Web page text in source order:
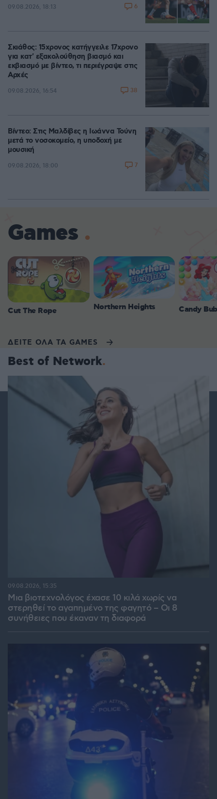
09.08.2026, 18:13 6
Σκιάθος: 15χρονος κατήγγειλε 17χρονο
για κατ' εξακολούθηση βιασμό και
εκβιασμό με βίντεο, τι περιέγραψε στις
Αρχές
09.08.2026, 16:54 38
Βίντεο: Στις Μαλδίβες η Ιωάννα Τούνη
μετά το νοσοκομείο, η υποδοχή με
μουσική
09.08.2026, 18:00 7
Games
Cut The Rope Northern Heights Candy
ΔΕΙΤΕ ΟΛΑ ΤΑ GAMES
Best of Network
Μια βιοτεχνολόγος έχασε 10 κιλά χωρίς να
στερηθεί το αγαπημένο της φαγητό – Οι 8
συνήθειες που έκαναν τη διαφορά
09.08.2026, 15:35